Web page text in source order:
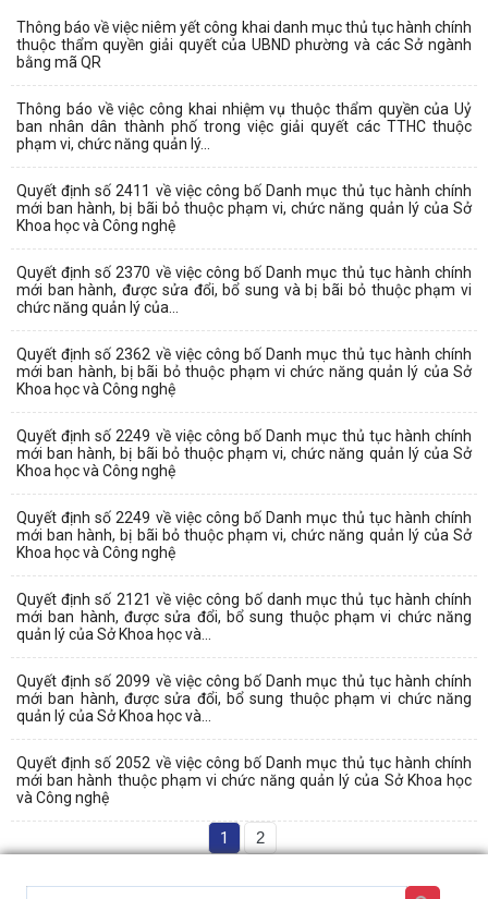
Thông báo về việc niêm yết công khai danh mục thủ tục hành chính
thuộc thẩm quyền giải quyết của UBND phường và các Sở ngành
bằng mã QR
Thông báo về việc công khai nhiệm vụ thuộc thẩm quyền của Uỷ
ban nhân dân thành phố trong việc giải quyết các TTHC thuộc
phạm vi, chức năng quản lý...
Quyết định số 2411 về việc công bố Danh mục thủ tục hành chính
mới ban hành, bị bãi bỏ thuộc phạm vi, chức năng quản lý của Sở
Khoa học và Công nghệ
Quyết định số 2370 về việc công bố Danh mục thủ tục hành chính
mới ban hành, được sửa đổi, bổ sung và bị bãi bỏ thuộc phạm vi
chức năng quản lý của...
Quyết định số 2362 về việc công bố Danh mục thủ tục hành chính
mới ban hành, bị bãi bỏ thuộc phạm vi chức năng quản lý của Sở
Khoa học và Công nghệ
Quyết định số 2249 về việc công bố Danh mục thủ tục hành chính
mới ban hành, bị bãi bỏ thuộc phạm vi, chức năng quản lý của Sở
Khoa học và Công nghệ
Quyết định số 2249 về việc công bố Danh mục thủ tục hành chính
mới ban hành, bị bãi bỏ thuộc phạm vi, chức năng quản lý của Sở
Khoa học và Công nghệ
Quyết định số 2121 về việc công bố danh mục thủ tục hành chính
mới ban hành, được sửa đổi, bổ sung thuộc phạm vi chức năng
quản lý của Sở Khoa học và...
Quyết định số 2099 về việc công bố Danh mục thủ tục hành chính
mới ban hành, được sửa đổi, bổ sung thuộc phạm vi chức năng
quản lý của Sở Khoa học và...
Quyết định số 2052 về việc công bố Danh mục thủ tục hành chính
mới ban hành thuộc phạm vi chức năng quản lý của Sở Khoa học
và Công nghệ
1 2